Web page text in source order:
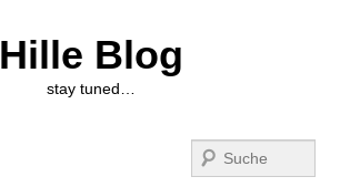
Hille Blog
stay tuned…